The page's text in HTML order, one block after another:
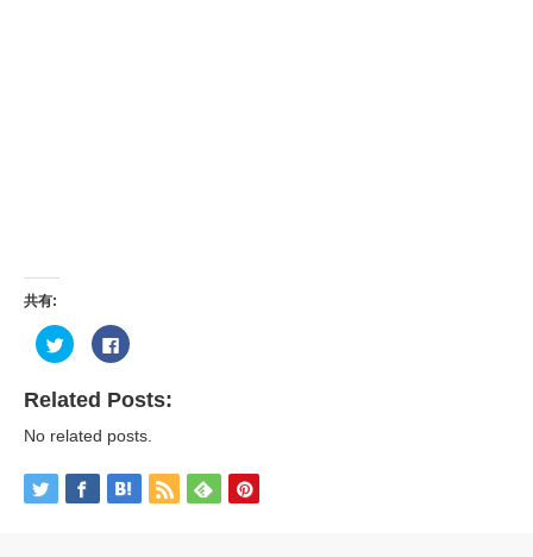
共有:
ク
リ
し
て
Twitter
で
(新
Facebook
で
す
る
は
ッ
ク
Related Posts:
No related posts.